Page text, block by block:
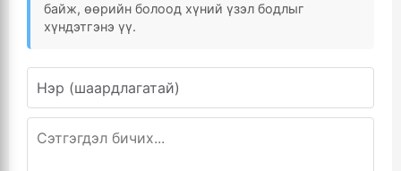
байж, өөрийн болоод хүний үзэл бодлыг
хүндэтгэнэ үү.